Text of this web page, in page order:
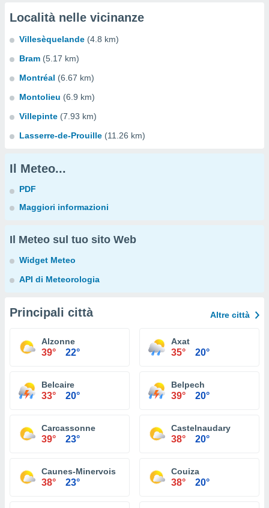
Località nelle vicinanze
Villesèquelande (4.8 km)
Bram (5.17 km)
Montréal (6.67 km)
Montolieu (6.9 km)
Villepinte (7.93 km)
Lasserre-de-Prouille (11.26 km)
Il Meteo...
PDF
Maggiori informazioni
Il Meteo sul tuo sito Web
Widget Meteo
API di Meteorologia
Principali città Altre città
Alzonne
39° 22°
Axat
35° 20°
Belcaire
33° 20°
Belpech
39° 20°
Carcassonne
39° 23°
Castelnaudary
38° 20°
Caunes-Minervois
38° 23°
Couiza
38° 20°